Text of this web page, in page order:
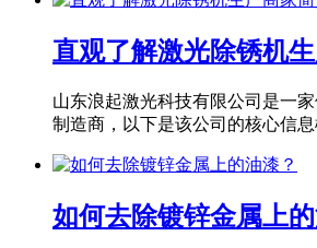
直观了解激光除锈机
山东浪起激光科技有限公司是一
制造商，以下是该公司的核心信息
如何去除镀锌金属上